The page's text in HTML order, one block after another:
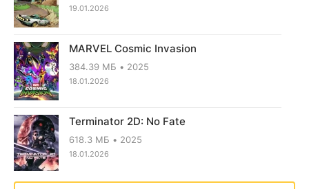
19.01.2026
MARVEL Cosmic Invasion
384.39 МБ 2025
18.01.2026
Terminator 2D: No Fate
618.3 МБ 2025
18.01.2026